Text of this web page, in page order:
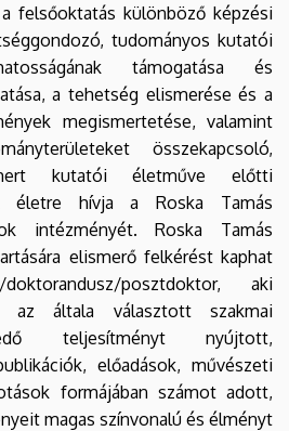
felsőoktatás különböző képzési
tudományos kutatói
támogatása és
a tehetség elismerése és a
megismertetése, valamint
összekapcsoló,
kutatói életműve előtti
életre hívja a Roska Tamás
intézményét. Roska Tamás
elismerő felkérést kaphat
posztdoktor, aki
az általa választott szakmai
teljesítményt nyújtott,
előadások, művészeti
formájában számot adott,
magas színvonalú és élményt